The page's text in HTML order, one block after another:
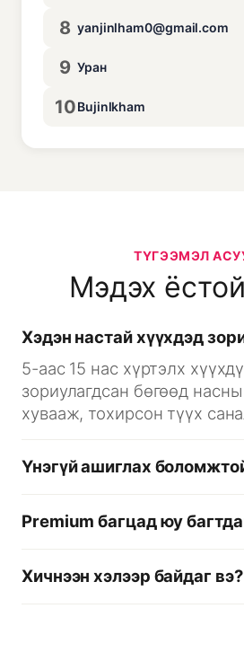
8 yanjinlham0@gmail.com
9 Уран
10Bujinlkham
ТҮГЭЭМЭЛ
Мэдэх
Хэдэн настай хүүхдэд
5-аас 15 нас хүртэлх
зориулагдсан бөгөөд
хувааж, тохирсон түүх
Үнэгүй ашиглах
Premium багцад юу
Хичнээн хэлээр байдаг вэ?